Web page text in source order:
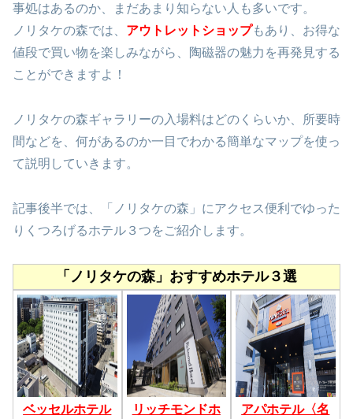
事処はあるのか、まだあまり知らない人も多いです。
ノリタケの森では、 アウトレットショップもあり、お得な
値段で買い物を楽しみながら、陶磁器の魅力を再発見する
ことができますよ！
ノリタケの森ギャラリーの入場料はどのくらいか、所要時
間などを、何があるのか一目でわかる簡単なマップを使っ
て説明していきます。
記事後半では、「ノリタケの森」にアクセス便利でゆった
りくつろげるホテル３つをご紹介します。
「ノリタケの森」おすすめホテル３選
ベッセルホテル
リッチモンドホ
アパホテル〈名